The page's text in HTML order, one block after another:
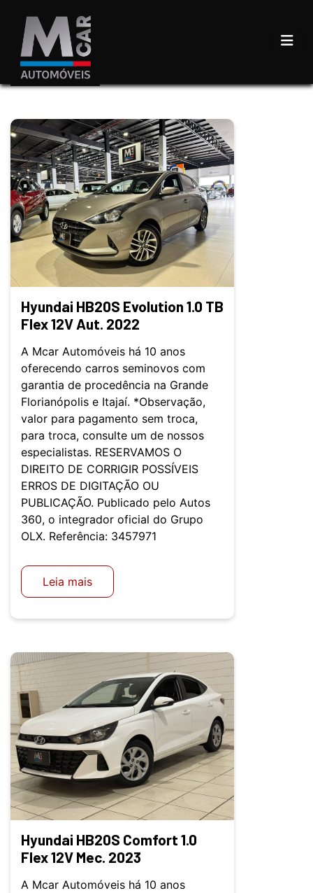
Hyundai HB20S Evolution 1.0 TB
Flex 12V Aut. 2022
A Mcar Automóveis há 10 anos
oferecendo carros seminovos com
garantia de procedência na Grande
Florianópolis e Itajaí. *Observação,
valor para pagamento sem troca,
para troca, consulte um de nossos
especialistas. RESERVAMOS O
DIREITO DE CORRIGIR POSSÍVEIS
ERROS DE DIGITAÇÃO OU
PUBLICAÇÃO. Publicado pelo Autos
360, o integrador oficial do Grupo
OLX. Referência: 3457971
Leia mais
Hyundai HB20S Comfort 1.0
Flex 12V Mec. 2023
A Mcar Automóveis há 10 anos